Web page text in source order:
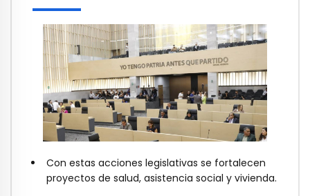
Con estas acciones legislativas se fortalecen
proyectos de salud, asistencia social y vivienda.